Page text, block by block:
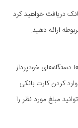
دریافت خواهید کرد
ارائه دهید.
دستگاه‌های خودپرداز
کردن کارت بانکی
مبلغ مورد نظر را